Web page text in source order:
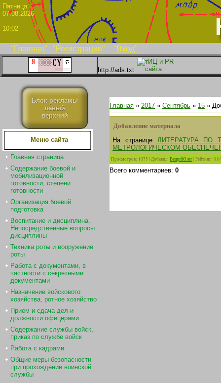
"Главная" "Регистрация" "Вход"
07.08.2026
10:02
http://ads.txt
Блок рекламы
левый
верхний
Меню сайта
Главная страница
Содержание боевой и
мобилизационной
готовности, степени
готовности
Организация боевой
подготовка
Воспитание и дисциплина.
Непосредственные вопросы
дисциплины
Техника роты и вооружение
роты
Работа с документами, в
частности с секретными
документами
Назначение войскового
хозяйства, ротное хозяйство
Прием и сдача дел и
должности офицерами
Содержание службы войск,
приказ по службе войск
Работа с кадрами
Общие меры безопасности
при прохождении воинской
службы
Главная » 2017 » Сентябрь » 15 »
Добавление материала
На странице ЛИТЕРАТУРА ПО
МЕТРОЛОГИЧЕСКОМ
Просмотров: 1075 |Добавил: ВещийОлег|Рейтинг: 0.0/
Всего комментариев: 0